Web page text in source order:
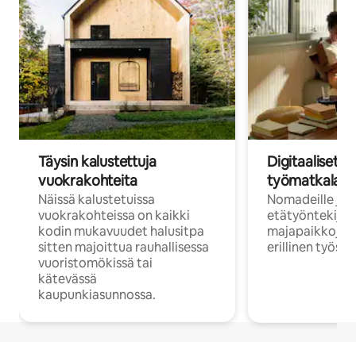
Täysin kalustettuja
vuokrakohteita
Näissä kalustetuissa
vuokrakohteissa on kaikki
kodin mukavuudet halusitpa
sitten majoittua rauhallisessa
vuoristomökissä tai
kätevässä
kaupunkiasunnossa.
Digitaaliset
Nomadeille ja
majapaikkoja,
erillinen